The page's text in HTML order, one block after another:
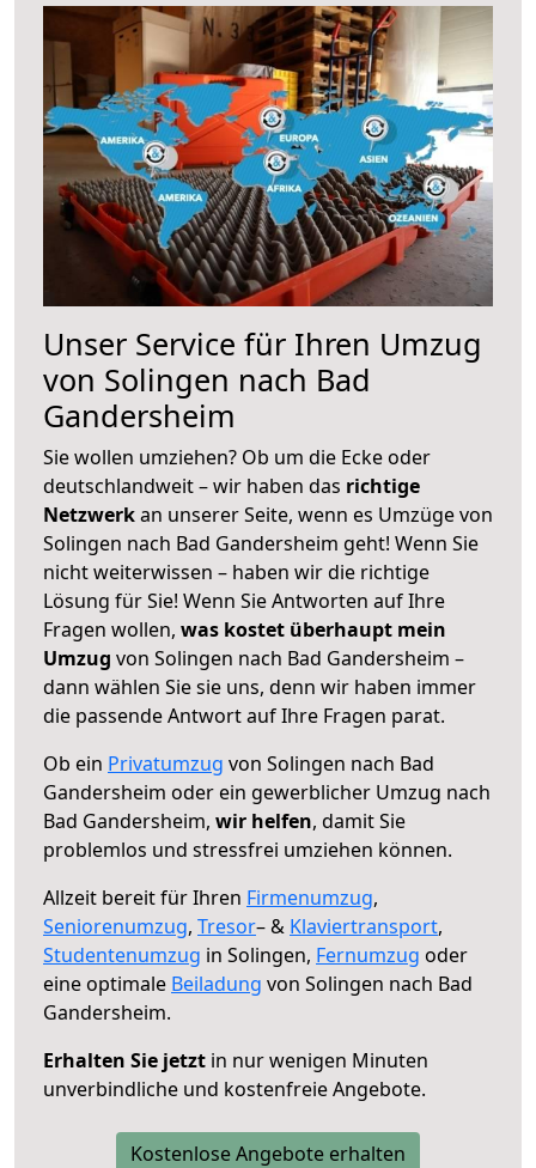
Unser Service für Ihren Umzug
von Solingen nach Bad
Gandersheim
Sie wollen umziehen? Ob um die Ecke oder
deutschlandweit – wir haben das richtige
Netzwerkan unserer Seite, wenn es Umzüge von
Solingen nach Bad Gandersheim geht! Wenn Sie
nicht weiterwissen – haben wir die richtige
Lösung für Sie! Wenn Sie Antworten auf Ihre
Fragen wollen, was kostet überhaupt mein
Umzug von Solingen nach Bad Gandersheim –
dann wählen Sie sie uns, denn wir haben immer
die passende Antwort auf Ihre Fragen parat.
Ob ein Privatumzug von Solingen nach Bad
Gandersheim oder ein gewerblicher Umzug nach
Bad Gandersheim, wir helfen, damit Sie
problemlos und stressfrei umziehen können.
Allzeit bereit für Ihren Firmenumzug,
Seniorenumzug, Tresor– & Klaviertransport,
Studentenumzug in Solingen, Fernumzug oder
eine optimale Beiladung von Solingen nach Bad
Gandersheim.
Erhalten Sie jetzt in nur wenigen Minuten
unverbindliche und kostenfreie Angebote.
Kostenlose Angebote erhalten